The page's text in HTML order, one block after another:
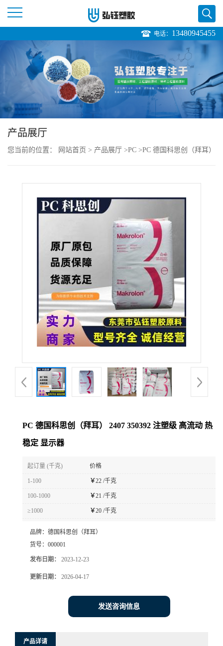
页
公
品
展
证
电话： 13480945455
产品展厅
您当前的位置： 网站首页 > 产品展厅 >PC >PC 德国科思创（拜耳）
PC 德国科思创（拜耳） 2407 350392 注塑级 高流动 热
稳定 显示器
起订量 (千克) 价格
1-100 ￥22 /千克
100-1000 ￥21 /千克
≥1000 ￥20 /千克
品牌： 德国科思创（拜耳）
货号： 000001
发布日期： 2023-12-23
更新日期： 2026-04-17
发送咨询信息
产品详请